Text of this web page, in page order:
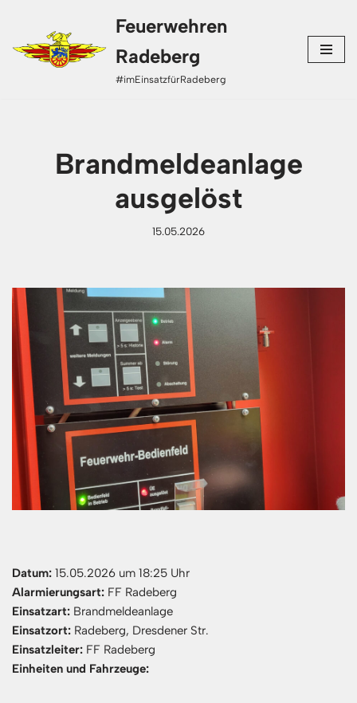
Zum
Inhalt
Feuerwehren
Radeberg
#imEinsatzfürRadeberg
Brandmeldeanlage
ausgelöst
15.05.2026
Datum: 15.05.2026 um 18:25 Uhr
Alarmierungsart: FF Radeberg
Einsatzart: Brandmeldeanlage
Einsatzort: Radeberg, Dresdener Str.
Einsatzleiter: FF Radeberg
Einheiten und Fahrzeuge: